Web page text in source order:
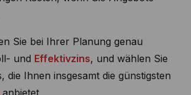
Sie bei Ihrer Planung genau
und Effektivzins, und wählen Sie
die Ihnen insgesamt die günstigsten
anbietet.